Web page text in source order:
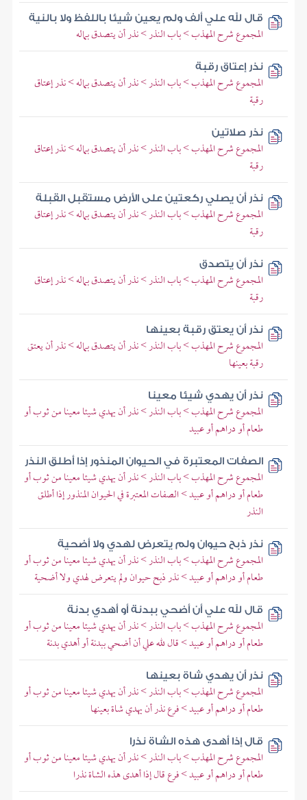
قال لله علي ألف ولم يعين شيئا باللفظ ولا بالنية
المجموع شرح المهذب > باب النذر > نذر أن يتصدق بماله
نذر إعتاق رقبة
المجموع شرح المهذب > باب النذر > نذر أن يتصدق بماله > نذر إعتاق
رقبة
نذر صلاتين
المجموع شرح المهذب > باب النذر > نذر أن يتصدق بماله > نذر إعتاق
رقبة
نذر أن يصلي ركعتين على الأرض مستقبل القبلة
المجموع شرح المهذب > باب النذر > نذر أن يتصدق بماله > نذر إعتاق
رقبة
نذر أن يتصدق
المجموع شرح المهذب > باب النذر > نذر أن يتصدق بماله > نذر إعتاق
رقبة
نذر أن يعتق رقبة بعينها
المجموع شرح المهذب > باب النذر > نذر أن يتصدق بماله > نذر أن يعتق
رقبة بعينها
نذر أن يهدي شيئا معينا
المجموع شرح المهذب > باب النذر > نذر أن يهدي شيئا معينا من ثوب أو
طعام أو دراهم أو عبيد
الصفات المعتبرة في الحيوان المنذور إذا أطلق النذر
المجموع شرح المهذب > باب النذر > نذر أن يهدي شيئا معينا من ثوب أو
طعام أو دراهم أو عبيد > الصفات المعتبرة في الحيوان المنذور إذا أطلق
النذر
نذر ذبح حيوان ولم يتعرض لهدي ولا أضحية
المجموع شرح المهذب > باب النذر > نذر أن يهدي شيئا معينا من ثوب أو
طعام أو دراهم أو عبيد > نذر ذبح حيوان ولم يتعرض لهدي ولا أضحية
قال لله علي أن أضحي ببدنة أو أهدي بدنة
المجموع شرح المهذب > باب النذر > نذر أن يهدي شيئا معينا من ثوب أو
طعام أو دراهم أو عبيد > قال لله علي أن أضحي ببدنة أو أهدي بدنة
نذر أن يهدي شاة بعينها
المجموع شرح المهذب > باب النذر > نذر أن يهدي شيئا معينا من ثوب أو
طعام أو دراهم أو عبيد > فرع نذر أن يهدي شاة بعينها
قال إذا أهدى هذه الشاة نذرا
المجموع شرح المهذب > باب النذر > نذر أن يهدي شيئا معينا من ثوب أو
طعام أو دراهم أو عبيد > فرع قال إذا أهدى هذه الشاة نذرا